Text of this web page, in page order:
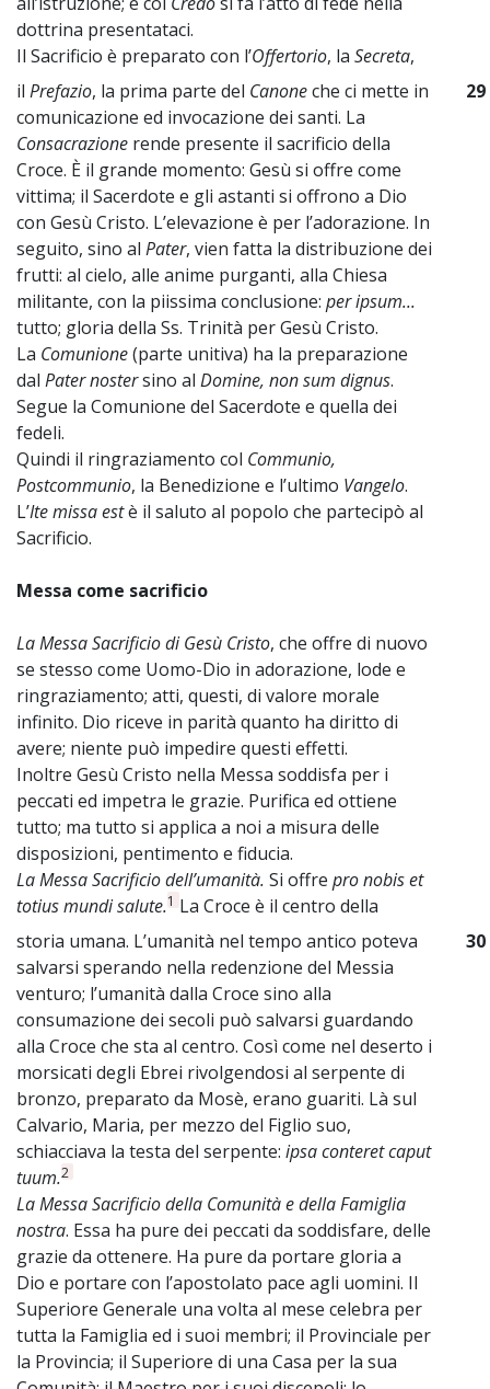
dottrina presentataci.
Il Sacrificio è preparato con l’Offertorio, la Secreta,
il Prefazio, la prima parte del Canoneche ci mette in
comunicazione ed invocazione dei santi. La
Consacrazione rende presente il sacrificio della
Croce. È il grande momento: Gesù si offre come
vittima; il Sacerdote e gli astanti si offrono a Dio
con Gesù Cristo. L’elevazione è per l’adorazione. In
seguito, sino al Pater, vien fatta la distribuzione dei
frutti: al cielo, alle anime purganti, alla Chiesa
militante, con la piissima conclusione: per ipsum...
tutto; gloria della Ss. Trinità per Gesù Cristo.
La Comunione(parte unitiva) ha la preparazione
dal Pater nostersino al Domine, non sum dignus.
Segue la Comunione del Sacerdote e quella dei
fedeli.
Quindi il ringraziamento col Communio,
Postcommunio, la Benedizione e l’ultimo Vangelo.
L’Ite missa estè il saluto al popolo che partecipò al
Sacrificio.
Messa come sacrificio
La Messa Sacrificio di Gesù Cristo, che offre di nuovo
se stesso come Uomo-Dio in adorazione, lode e
ringraziamento; atti, questi, di valore morale
infinito. Dio riceve in parità quanto ha diritto di
avere; niente può impedire questi effetti.
Inoltre Gesù Cristo nella Messa soddisfa per i
peccati ed impetra le grazie. Purifica ed ottiene
tutto; ma tutto si applica a noi a misura delle
disposizioni, pentimento e fiducia.
La Messa Sacrificio dell’umanità. Si offre pro nobis et
totius mundi salute.1 La Croce è il centro della
29
storia umana. L’umanità nel tempo antico poteva
salvarsi sperando nella redenzione del Messia
venturo; l’umanità dalla Croce sino alla
consumazione dei secoli può salvarsi guardando
alla Croce che sta al centro. Così come nel deserto i
morsicati degli Ebrei rivolgendosi al serpente di
bronzo, preparato da Mosè, erano guariti. Là sul
Calvario, Maria, per mezzo del Figlio suo,
schiacciava la testa del serpente: ipsa conteret caput
tuum.2
La Messa Sacrificio della Comunità e della Famiglia
nostra. Essa ha pure dei peccati da soddisfare, delle
grazie da ottenere. Ha pure da portare gloria a
Dio e portare con l’apostolato pace agli uomini. Il
Superiore Generale una volta al mese celebra per
tutta la Famiglia ed i suoi membri; il Provinciale per
la Provincia; il Superiore di una Casa per la sua
30